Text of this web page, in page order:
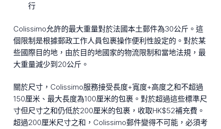
行
Colissimo允許的最大重量對於法國本土郵件為30公斤。這
個限制是根據郵政工作人員包裹操作便利性設定的。對於某
些國際目的地，由於目的地國家的物流限制和當地法規，最
大重量減少到20公斤。
關於尺寸，Colissimo服務接受長度+寬度+高度之和不超過
150厘米、最大長度為100厘米的包裹。對於超過這些標準尺
寸但尺寸之和仍低於200厘米的包裹，收取HK$52補充費。
超過200厘米尺寸之和，Colissimo郵件變得不可能，必須考